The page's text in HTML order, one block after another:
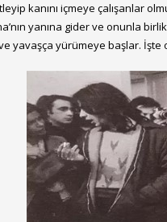
kanını içmeye çalışanlar
yanına gider ve onunla
yavaşça yürümeye başlar. İşte